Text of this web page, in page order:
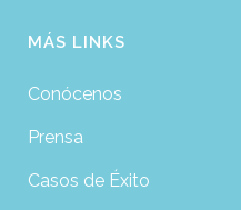
MÁS LINKS
Conócenos
Prensa
Casos de Éxito